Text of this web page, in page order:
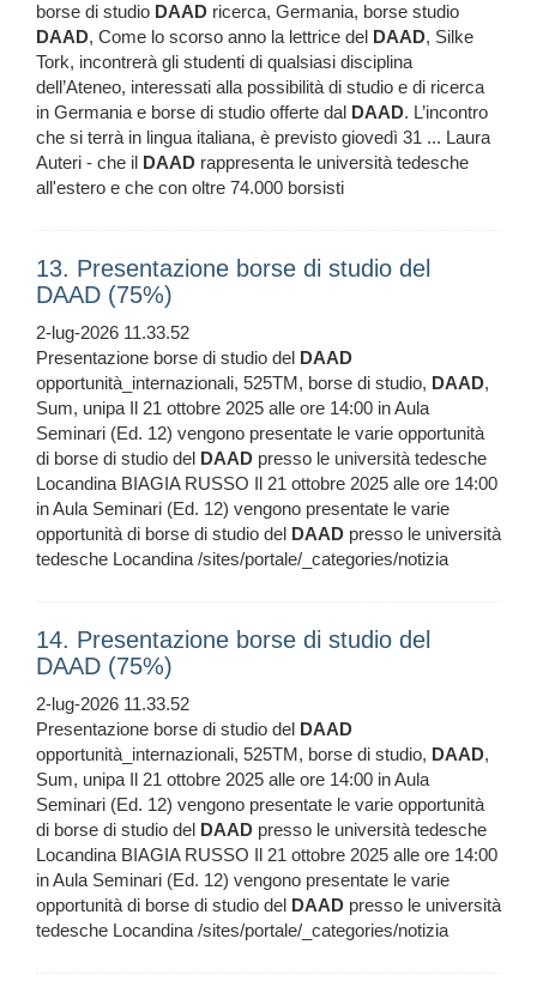
borse di studio DAAD ricerca, Germania, borse studio
DAAD, Come lo scorso anno la lettrice del DAAD, Silke
Tork, incontrerà gli studenti di qualsiasi disciplina
dell’Ateneo, interessati alla possibilità di studio e di ricerca
in Germania e borse di studio offerte dal DAAD. L’incontro
che si terrà in lingua italiana, è previsto giovedì 31 ... Laura
Auteri - che il DAAD rappresenta le università tedesche
all'estero e che con oltre 74.000 borsisti
13. Presentazione borse di studio del
DAAD (75%)
2-lug-2026 11.33.52
Presentazione borse di studio del DAAD
opportunità_internazionali, 525TM, borse di studio, DAAD,
Sum, unipa Il 21 ottobre 2025 alle ore 14:00 in Aula
Seminari (Ed. 12) vengono presentate le varie opportunità
di borse di studio del DAAD presso le università tedesche
Locandina BIAGIA RUSSO Il 21 ottobre 2025 alle ore 14:00
in Aula Seminari (Ed. 12) vengono presentate le varie
opportunità di borse di studio del DAAD presso le università
tedesche Locandina /sites/portale/_categories/notizia
14. Presentazione borse di studio del
DAAD (75%)
2-lug-2026 11.33.52
Presentazione borse di studio del DAAD
opportunità_internazionali, 525TM, borse di studio, DAAD,
Sum, unipa Il 21 ottobre 2025 alle ore 14:00 in Aula
Seminari (Ed. 12) vengono presentate le varie opportunità
di borse di studio del DAAD presso le università tedesche
Locandina BIAGIA RUSSO Il 21 ottobre 2025 alle ore 14:00
in Aula Seminari (Ed. 12) vengono presentate le varie
opportunità di borse di studio del DAAD presso le università
tedesche Locandina /sites/portale/_categories/notizia